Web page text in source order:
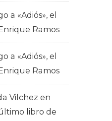
a «Adiós», el
Ramos
a «Adiós», el
Ramos
Vilchez en
libro de